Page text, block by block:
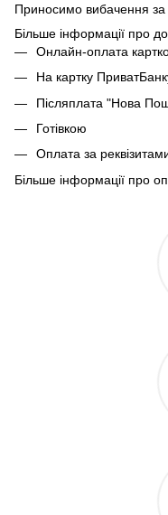
Приносимо вибачення за
Більше інформації про
Онлайн-оплата
На картку
Післяплата "Нова
Готівкою
Оплата за
Більше інформації про